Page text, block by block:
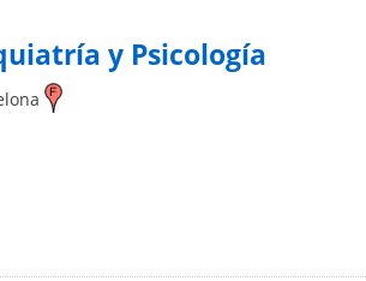
y Psicología